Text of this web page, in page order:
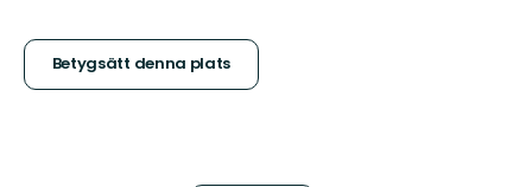
stjärnor
Betygsätt denna plats